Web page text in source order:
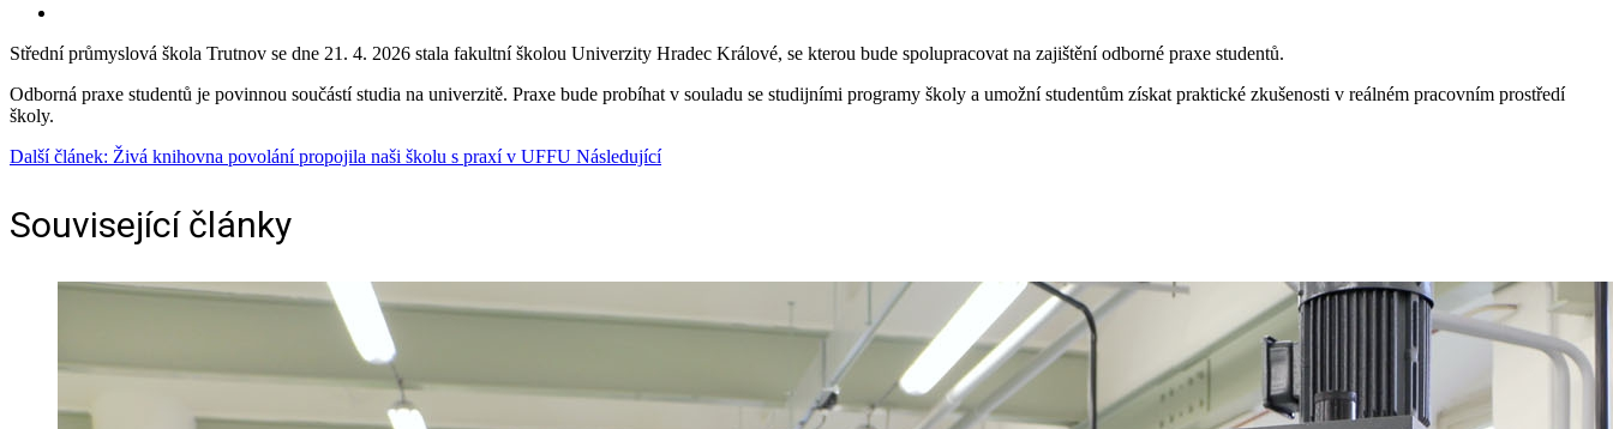
Střední průmyslová škola Trutnov se dne 21. 4. 2026 stala fakultní školou Univerzity Hradec Králové, se kterou bude spolupracovat na zajištění odborné praxe studentů.
Odborná praxe studentů je povinnou součástí studia na univerzitě. Praxe bude probíhat v souladu se studijními programy školy a umožní studentům získat praktické zkušenosti v reálném pracovním prostředí
školy.
Další článek: Živá knihovna povolání propojila naši školu s praxí v UFFU Následující
Související články